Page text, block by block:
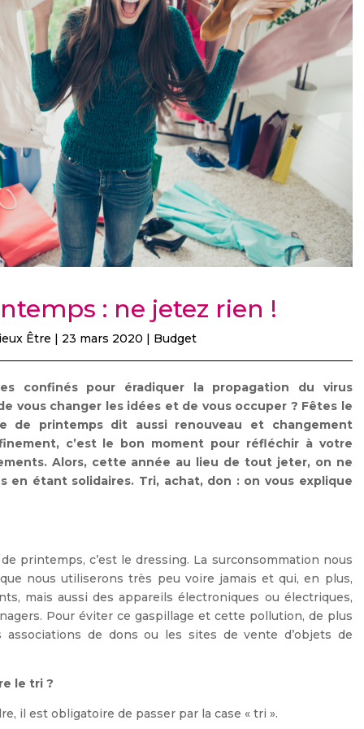
: ne jetez rien !
Être 23 mars 2020 Budget
confinés pour éradiquer la propagation du virus
vous changer les idées et de vous occuper ? Fêtes le
printemps dit aussi renouveau et changement
c’est le bon moment pour réfléchir à votre
Alors, cette année au lieu de tout jeter, on ne
étant solidaires. Tri, achat, don : on vous explique
printemps, c’est le dressing. La surconsommation nous
nous utiliserons très peu voire jamais et qui, en plus,
mais aussi des appareils électroniques ou électriques,
Pour éviter ce gaspillage et cette pollution, de plus
de dons ou les sites de vente d’objets de
le tri ?
il est obligatoire de passer par la case « tri ».